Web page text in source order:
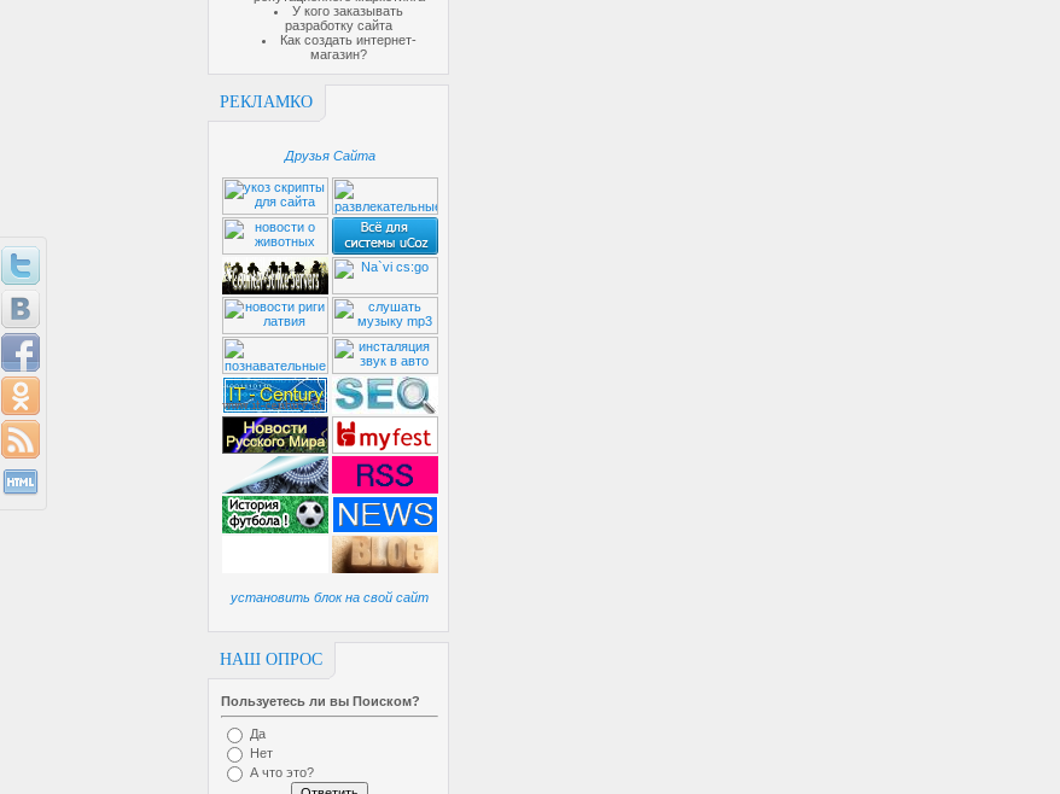
У кого заказывать
разработку сайта
Как создать интернет-
магазин?
РЕКЛАМКО
Друзья Сайта
установить блок на свой сайт
НАШ ОПРОС
Пользуетесь ли вы Поиском?
Да
Нет
А что это?